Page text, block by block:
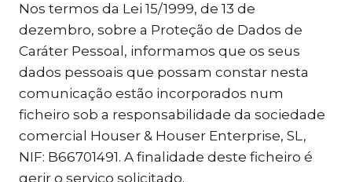
Nos termos da Lei 15/1999, de 13 de
dezembro, sobre a Proteção de Dados de
Caráter Pessoal, informamos que os seus
dados pessoais que possam constar nesta
comunicação estão incorporados num
ficheiro sob a responsabilidade da sociedade
comercial Houser & Houser Enterprise, SL,
NIF: B66701491. A finalidade deste ficheiro é
gerir o serviço solicitado.